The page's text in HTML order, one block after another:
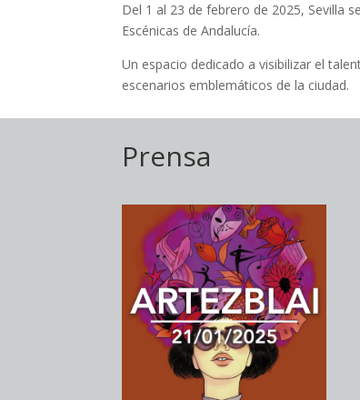
Del 1 al 23 de febrero de 2025, Sevilla
Escénicas de Andalucía.
Un espacio dedicado a visibilizar el
escenarios emblemáticos de la ciudad.
Prensa